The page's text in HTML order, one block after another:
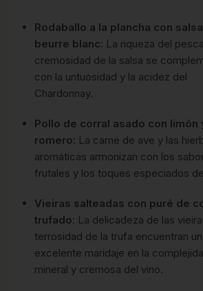
Rodaballo a la plancha con salsa
beurre blanc: La riqueza del
cremosidad de la salsa se
con la untuosidad y la acidez del
Chardonnay.
Pollo de corral asado con limón
romero: La carne de ave y las
aromáticas armonizan con los
frutales y los toques especiados
Vieiras salteadas con puré de
trufado: La delicadeza de las
terrosidad de la trufa encuentran un
excelente maridaje en la
mineral y cremosa del vino.